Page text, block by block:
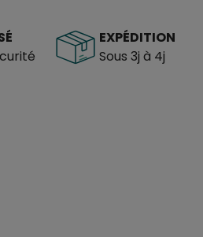
EXPÉDITION
Sous 3j à 4j